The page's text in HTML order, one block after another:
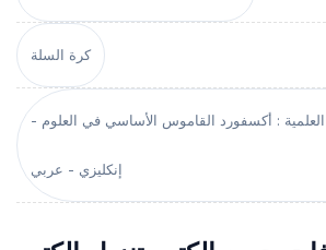
كرة السلة
: أكسفورد القاموس الأساسي في العلوم -
إنكليزي - عربي